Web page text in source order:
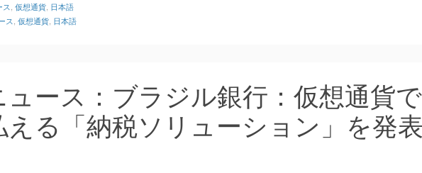
ス 仮想通貨 日本語
ス 仮想通貨 日本語
ース：ブラジル銀行：仮想通貨で
る「納税ソリューション」を発